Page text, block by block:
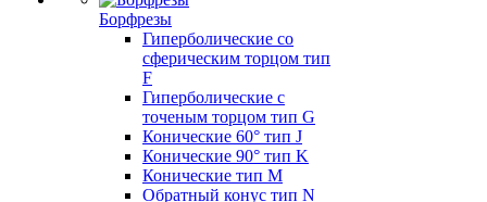
Борфрезы
Гиперболические cо
сферическим торцом тип
F
Гиперболические с
точеным торцом тип G
Конические 60° тип J
Конические 90° тип K
Конические тип M
Обратный конус тип N